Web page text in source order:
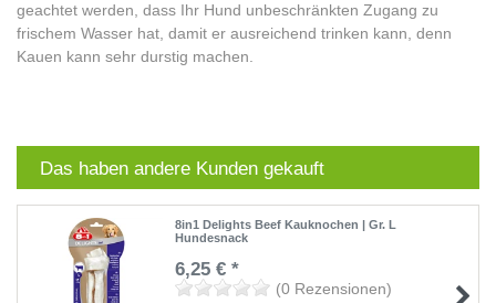
geachtet werden, dass Ihr Hund unbeschränkten Zugang zu
frischem Wasser hat, damit er ausreichend trinken kann, denn
Kauen kann sehr durstig machen.
Das haben andere Kunden gekauft
8in1 Delights Beef Kauknochen | Gr. L
Hundesnack
6,25 € *
(0 Rezensionen)